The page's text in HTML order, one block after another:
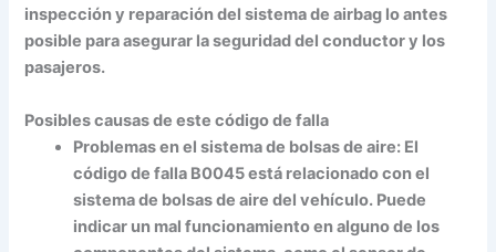
inspección y reparación del sistema de airbag lo antes
posible para asegurar la seguridad del conductor y los
pasajeros.
Posibles causas de este código de falla
Problemas en el sistema de bolsas de aire: El
código de falla B0045 está relacionado con el
sistema de bolsas de aire del vehículo. Puede
indicar un mal funcionamiento en alguno de los